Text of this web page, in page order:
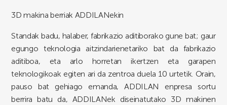
3D makina berriak ADDILANekin
Standak badu, halaber, fabrikazio aditiborako gune bat; gaur
egungo teknologia aitzindarienetariko bat da fabrikazio
aditiboa, eta arlo horretan ikertzen eta garapen
teknologikoak egiten ari da zentroa duela 10 urtetik. Orain,
pauso bat gehiago emanda, ADDILAN enpresa sortu
berrira batu da, ADDILANek diseinatutako 3D makinen